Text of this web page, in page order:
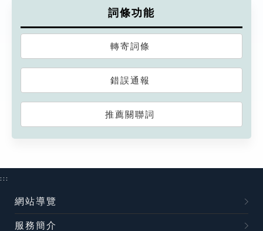
詞條功能
轉寄詞條
錯誤通報
推薦關聯詞
:::
網站導覽
服務簡介